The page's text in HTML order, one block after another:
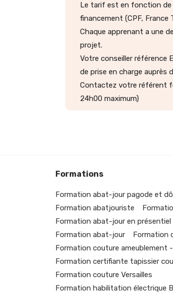
Le tarif est en fonction de
financement (CPF, France
Chaque apprenant a une
projet.
Votre conseiller référence
de prise en charge
Contactez votre référent
24h00 maximum)
Formations
Formation abat-jour pagode et
Formation abatjouriste
Formation abat-jour en présentiel
Formation abat-jour
Formation
Formation couture ameublement
Formation certifiante tapissier
Formation couture Versailles
Formation habilitation électrique